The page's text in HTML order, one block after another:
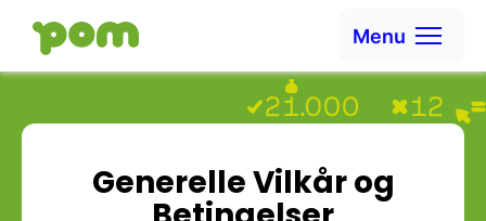
Ga naar Home
Menu
Generelle Vilkår og